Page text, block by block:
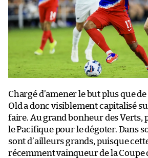
Chargé d’amener le but plus que
Old a donc visiblement capitalisé
faire. Au grand bonheur des Verts,
le Pacifique pour le dégoter. Dans
sont d’ailleurs grands, puisque
récemment vainqueur de la Coupe